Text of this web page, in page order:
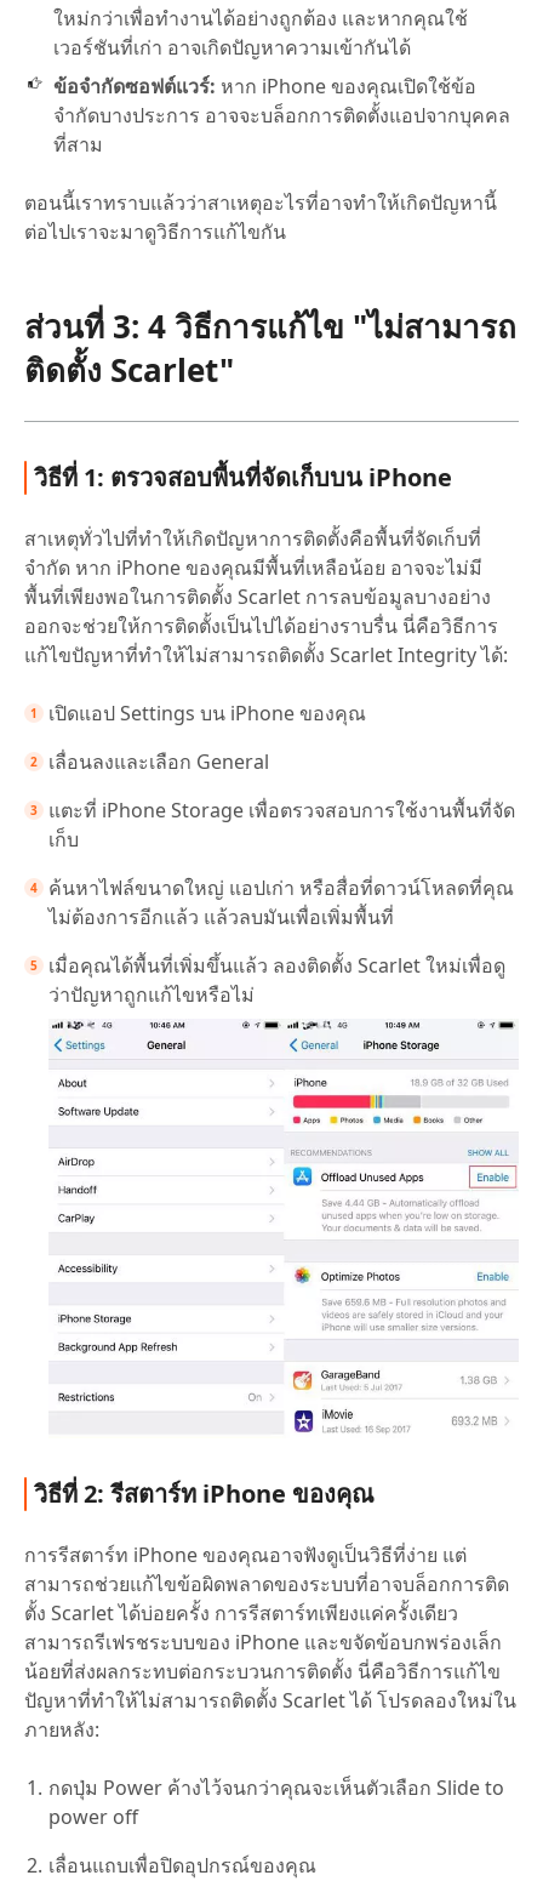
ใหม่กว่าเพื่อทำงานได้อย่างถูกต้อง และหากคุณใช้
เวอร์ชันที่เก่า อาจเกิดปัญหาความเข้ากันได้
ข้อจำกัดซอฟต์แวร์: หาก iPhone ของคุณเปิดใช้ข้อ
จำกัดบางประการ อาจจะบล็อกการติดตั้งแอปจากบุคคล
ที่สาม
ตอนนี้เราทราบแล้วว่าสาเหตุอะไรที่อาจทำให้เกิดปัญหานี้
ต่อไปเราจะมาดูวิธีการแก้ไขกัน
ส่วนที่ 3: 4 วิธีการแก้ไข "ไม่สามารถ
ติดตั้ง Scarlet"
วิธีที่ 1: ตรวจสอบพื้นที่จัดเก็บบน iPhone
สาเหตุทั่วไปที่ทำให้เกิดปัญหาการติดตั้งคือพื้นที่จัดเก็บที่
จำกัด หาก iPhone ของคุณมีพื้นที่เหลือน้อย อาจจะไม่มี
พื้นที่เพียงพอในการติดตั้ง Scarlet การลบข้อมูลบางอย่าง
ออกจะช่วยให้การติดตั้งเป็นไปได้อย่างราบรื่น นี่คือวิธีการ
แก้ไขปัญหาที่ทำให้ไม่สามารถติดตั้ง Scarlet Integrity ได้:
เปิดแอป Settings บน iPhone ของคุณ
เลื่อนลงและเลือก General
แตะที่ iPhone Storage เพื่อตรวจสอบการใช้งานพื้นที่จัด
เก็บ
ค้นหาไฟล์ขนาดใหญ่ แอปเก่า หรือสื่อที่ดาวน์โหลดที่คุณ
ไม่ต้องการอีกแล้ว แล้วลบมันเพื่อเพิ่มพื้นที่
เมื่อคุณได้พื้นที่เพิ่มขึ้นแล้ว ลองติดตั้ง Scarlet ใหม่เพื่อดู
ว่าปัญหาถูกแก้ไขหรือไม่
วิธีที่ 2: รีสตาร์ท iPhone ของคุณ
การรีสตาร์ท iPhone ของคุณอาจฟังดูเป็นวิธีที่ง่าย แต่
สามารถช่วยแก้ไขข้อผิดพลาดของระบบที่อาจบล็อกการติด
ตั้ง Scarlet ได้บ่อยครั้ง การรีสตาร์ทเพียงแค่ครั้งเดียว
สามารถรีเฟรชระบบของ iPhone และขจัดข้อบกพร่องเล็ก
น้อยที่ส่งผลกระทบต่อกระบวนการติดตั้ง นี่คือวิธีการแก้ไข
ปัญหาที่ทำให้ไม่สามารถติดตั้ง Scarlet ได้ โปรดลองใหม่ใน
ภายหลัง:
กดปุ่ม Power ค้างไว้จนกว่าคุณจะเห็นตัวเลือก Slide to
power off
เลื่อนแถบเพื่อปิดอุปกรณ์ของคุณ